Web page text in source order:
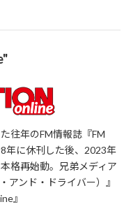
往年のFM情報誌『FM
年に休刊した後、2023年
格再始動。兄弟メディア
アンド・ドライバー）』
』